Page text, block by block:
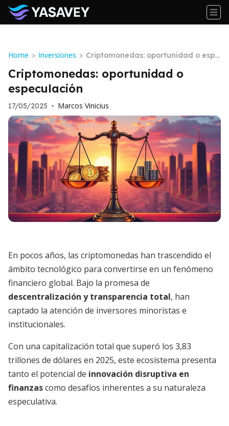
Home > Inversiones > Criptomonedas: oportunidad o espe
Criptomonedas: oportunidad o
especulación
17/05/2025 • Marcos Vinicius
En pocos años, las criptomonedas han trascendido el
ámbito tecnológico para convertirse en un fenómeno
financiero global. Bajo la promesa de
descentralización y transparencia total, han
captado la atención de inversores minoristas e
institucionales.
Con una capitalización total que superó los 3,83
trillones de dólares en 2025, este ecosistema presenta
tanto el potencial de innovación disruptiva en
finanzascomo desafíos inherentes a su naturaleza
especulativa.